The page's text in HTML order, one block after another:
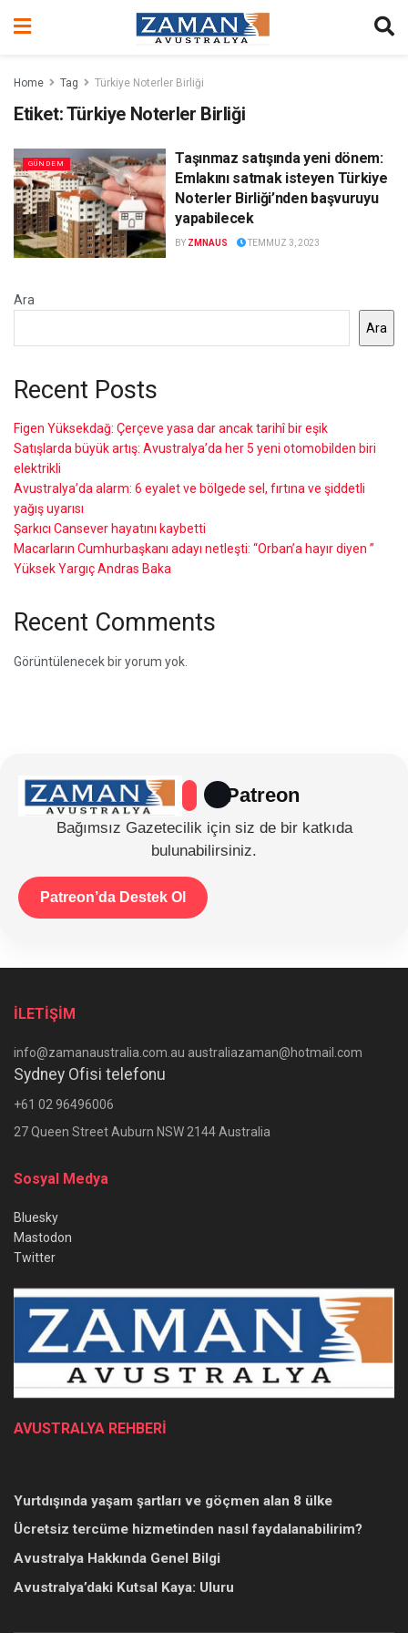
Home Tag Türkiye Noterler Birliği
Etiket:Türkiye Noterler Birliği
GÜNDEM
Taşınmaz satışında yeni dönem:
Emlakını satmak isteyen Türkiye
Noterler Birliği’nden başvuruyu
yapabilecek
BY ZMNAUS TEMMUZ 3, 2023
Ara
Ara
Recent Posts
Figen Yüksekdağ: Çerçeve yasa dar ancak tarihî bir eşik
Satışlarda büyük artış: Avustralya’da her 5 yeni otomobilden biri
elektrikli
Avustralya’da alarm: 6 eyalet ve bölgede sel, fırtına ve şiddetli
yağış uyarısı
Şarkıcı Cansever hayatını kaybetti
Macarların Cumhurbaşkanı adayı netleşti: “Orban’a hayır diyen ”
Yüksek Yargıç Andras Baka
Recent Comments
Görüntülenecek bir yorum yok.
Patreon
Bağımsız Gazetecilik için siz de bir katkıda
bulunabilirsiniz.
Patreon’da Destek Ol
İLETİŞİM
info@zamanaustralia.com.au australiazaman@hotmail.com
Sydney Ofisi telefonu
+61 02 96496006
27 Queen Street Auburn NSW 2144 Australia
Sosyal Medya
Bluesky
Mastodon
Twitter
AVUSTRALYA REHBERİ
Yurtdışında yaşam şartları ve göçmen alan 8 ülke
Ücretsiz tercüme hizmetinden nasıl faydalanabilirim?
Avustralya Hakkında Genel Bilgi
Avustralya’daki Kutsal Kaya: Uluru